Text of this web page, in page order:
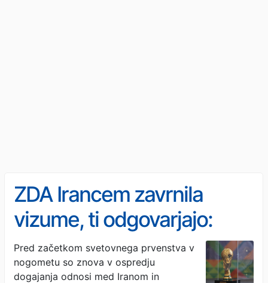
ZDA Irancem zavrnila
vizume, ti odgovarjajo:
“Američani niso sposobni
organizirati prvenstva”
Pred začetkom svetovnega prvenstva v
nogometu so znova v ospredju
dogajanja odnosi med Iranom in